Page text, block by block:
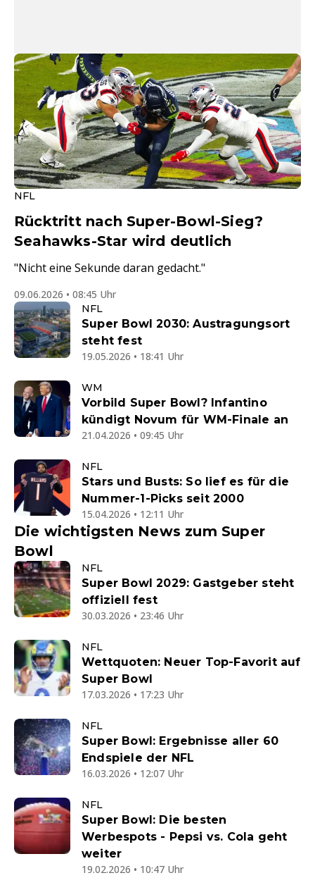
NFL
Rücktritt nach Super-Bowl-Sieg?
Seahawks-Star wird deutlich
"Nicht eine Sekunde daran gedacht."
09.06.2026 • 08:45 Uhr
NFL
Super Bowl 2030: Austragungsort
steht fest
19.05.2026 • 18:41 Uhr
WM
Vorbild Super Bowl? Infantino
kündigt Novum für WM-Finale an
21.04.2026 • 09:45 Uhr
NFL
Stars und Busts: So lief es für die
Nummer-1-Picks seit 2000
15.04.2026 • 12:11 Uhr
Die wichtigsten News zum Super
Bowl
NFL
Super Bowl 2029: Gastgeber steht
offiziell fest
30.03.2026 • 23:46 Uhr
NFL
Wettquoten: Neuer Top-Favorit auf
Super Bowl
17.03.2026 • 17:23 Uhr
NFL
Super Bowl: Ergebnisse aller 60
Endspiele der NFL
16.03.2026 • 12:07 Uhr
NFL
Super Bowl: Die besten
Werbespots - Pepsi vs. Cola geht
weiter
19.02.2026 • 10:47 Uhr